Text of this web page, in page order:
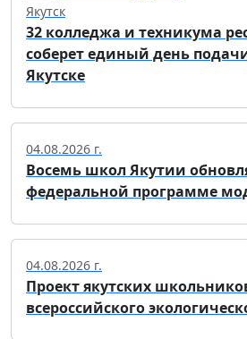
Якутск
32 колледжа и техникума
соберет единый день
Якутске
04.08.2026 г.
Восемь школ Якутии
федеральной программе
04.08.2026 г.
Проект якутских
всероссийского